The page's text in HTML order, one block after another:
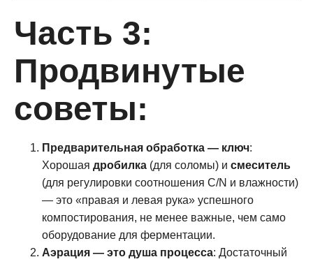
Часть 3:
Продвинутые
советы:
Предварительная обработка — ключ:
Хорошая дробилка (для соломы) и смеситель
(для регулировки соотношения C/N и влажности)
— это «правая и левая рука» успешного
компостирования, не менее важные, чем само
оборудование для ферментации.
Аэрация — это душа процесса: Достаточный